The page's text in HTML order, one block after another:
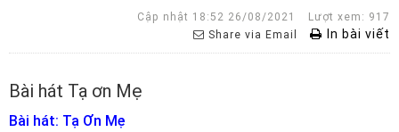
Cập nhật 18:52 26/08/2021
Lượt xem: 917
Share via Email
In bài viết
Bài hát Tạ ơn Mẹ
Bài hát: Tạ Ơn Mẹ